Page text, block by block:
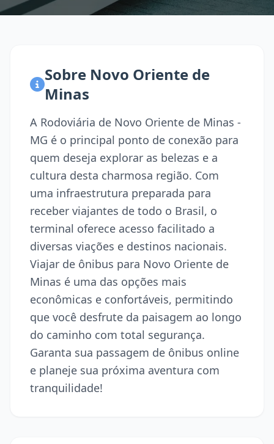
Sobre Novo Oriente de
Minas
A Rodoviária de Novo Oriente de Minas -
MG é o principal ponto de conexão para
quem deseja explorar as belezas e a
cultura desta charmosa região. Com
uma infraestrutura preparada para
receber viajantes de todo o Brasil, o
terminal oferece acesso facilitado a
diversas viações e destinos nacionais.
Viajar de ônibus para Novo Oriente de
Minas é uma das opções mais
econômicas e confortáveis, permitindo
que você desfrute da paisagem ao longo
do caminho com total segurança.
Garanta sua passagem de ônibus online
e planeje sua próxima aventura com
tranquilidade!